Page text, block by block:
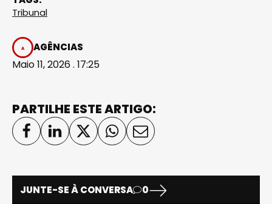
Tribunal
AGÊNCIAS
Maio 11, 2026 . 17:25
PARTILHE ESTE ARTIGO:
JUNTE-SE À CONVERSA 0